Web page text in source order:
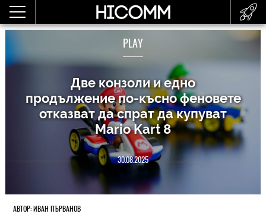
PLAY
Две конзоли и едно
продължение по-късно феновете
отказват да спрат да купуват
Mario Kart 8
30.08.2025
АВТОР: ИВАН ПЪРВАНОВ